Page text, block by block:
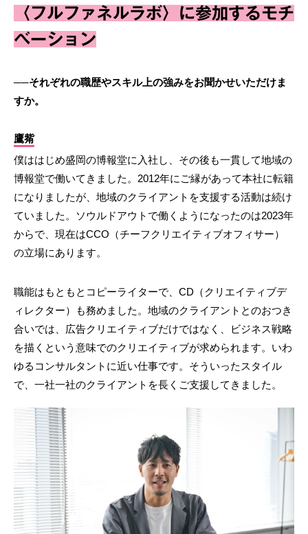
〈フルファネルラボ〉に参加するモチ
ベーション
──それぞれの職歴やスキル上の強みをお聞かせいただけま
すか。
鷹觜
僕ははじめ盛岡の博報堂に入社し、その後も一貫して地域の
博報堂で働いてきました。2012年にご縁があって本社に転籍
になりましたが、地域のクライアントを支援する活動は続け
ていました。ソウルドアウトで働くようになったのは2023年
からで、現在はCCO（チーフクリエイティブオフィサー）
の立場にあります。
職能はもともとコピーライターで、CD（クリエイティブデ
ィレクター）も務めました。地域のクライアントとのおつき
合いでは、広告クリエイティブだけではなく、ビジネス戦略
を描くという意味でのクリエイティブが求められます。いわ
ゆるコンサルタントに近い仕事です。そういったスタイル
で、一社一社のクライアントを長くご支援してきました。